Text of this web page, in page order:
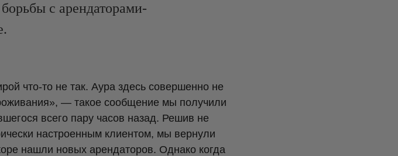
с арендаторами-
что-то не так. Аура здесь совершенно не
— такое сообщение мы получили
всего пару часов назад. Решив не
настроенным клиентом, мы вернули
нашли новых арендаторов. Однако когда